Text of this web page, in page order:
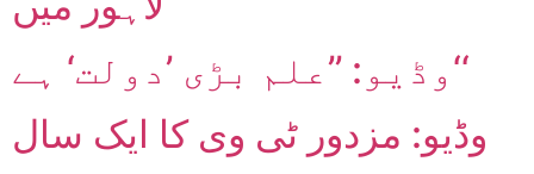
وڈیو: ’’علم بڑی ’دولت‘ ہے‘‘
وڈیو: مزدور ٹی وی کا ایک سال